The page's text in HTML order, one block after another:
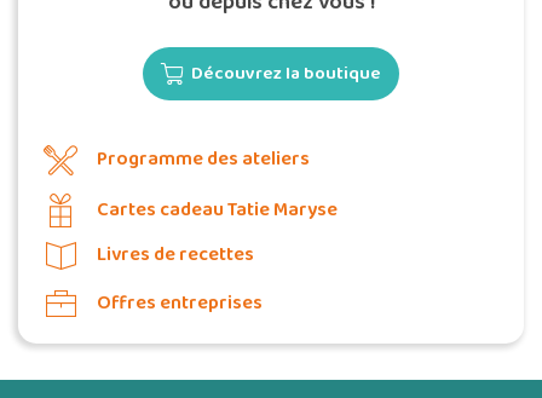
Découvrez la boutique
Programme des ateliers
Cartes cadeau Tatie Maryse
Livres de recettes
Offres entreprises